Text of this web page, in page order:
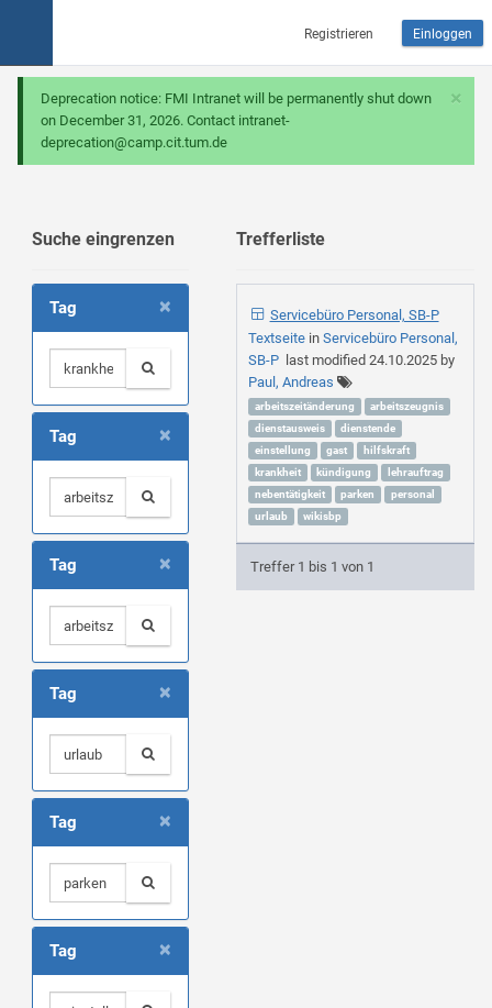
Registrieren Einloggen
×
Deprecation notice: FMI Intranet will be permanently shut down
on December 31, 2026. Contact intranet-
deprecation@camp.cit.tum.de
Suche eingrenzen
×
Tag
×
Tag
×
Tag
×
Tag
×
Tag
×
Tag
Trefferliste
Servicebüro Personal, SB-P
Textseite in Servicebüro Personal,
SB-Plast modified 24.10.2025by
Paul, Andreas
arbeitszeitänderung
arbeitszeugnis
dienstausweis
dienstende
einstellung
gast
hilfskraft
krankheit
kündigung
lehrauftrag
nebentätigkeit
parken
personal
urlaub
wikisbp
Treffer 1 bis 1 von 1